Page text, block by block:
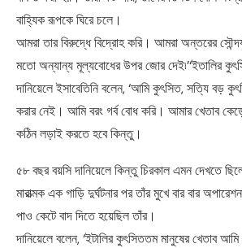
বাহ্যিক রূপকে ঘিরে চলে।
আমরা তার বিরুদ্ধে বিদ্রোহ করি। আমরা অন্তরের
মতো অন্যান্য মূল্যবোধের উপর জোর দেই৷’‘ইতালির
দানিয়েলে ইসাবেতিনি বলেন, ‘আমি কুৎসিত, সত্যি বড়
করার নেই। আমি বরং গর্ব বোধ করি। আমার খেতাব
কঠিন লড়াই করতে হবে কিন্তু।
৫৮ বছর বয়সি দানিয়েলে কিন্তু চিরকাল এমন দেখতে
মারাত্মক এক গাড়ি দুর্ঘটনার পর তাঁর মুখে বার বার
পাও কেটে বাদ দিতে হয়েছিল তাঁর।
দানিয়েলে বলেন, ‘ইটালির কুৎসিততম মানুষের খেতাব